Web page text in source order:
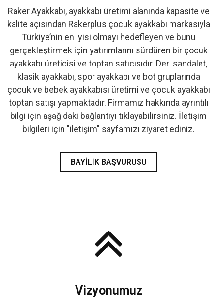
- İlk Adım & Bebek Ayakkabı
- Babetler
Raker Ayakkabı, ayakkabı üretimi alanında kapasite ve
kalite açısından Rakerplus çocuk ayakkabı markasıyla
Türkiye’nin en iyisi olmayı hedefleyen ve bunu
gerçekleştirmek için yatırımlarını sürdüren bir çocuk
ayakkabı üreticisi ve toptan satıcısıdır. Deri sandalet,
klasik ayakkabı, spor ayakkabı ve bot gruplarında
çocuk ve bebek ayakkabısı üretimi ve çocuk ayakkabı
toptan satışı yapmaktadır. Firmamız hakkında ayrıntılı
bilgi için aşağıdaki bağlantıyı tıklayabilirsiniz. İletişim
bilgileri için "iletişim" sayfamızı ziyaret ediniz.
BAYILIK BAŞVURUSU
Vizyonumuz